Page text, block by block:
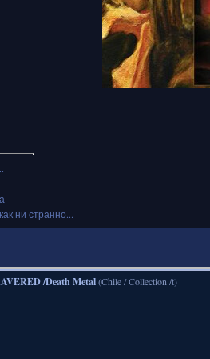
ни странно...
/Death Metal(Chile / Collection /t)